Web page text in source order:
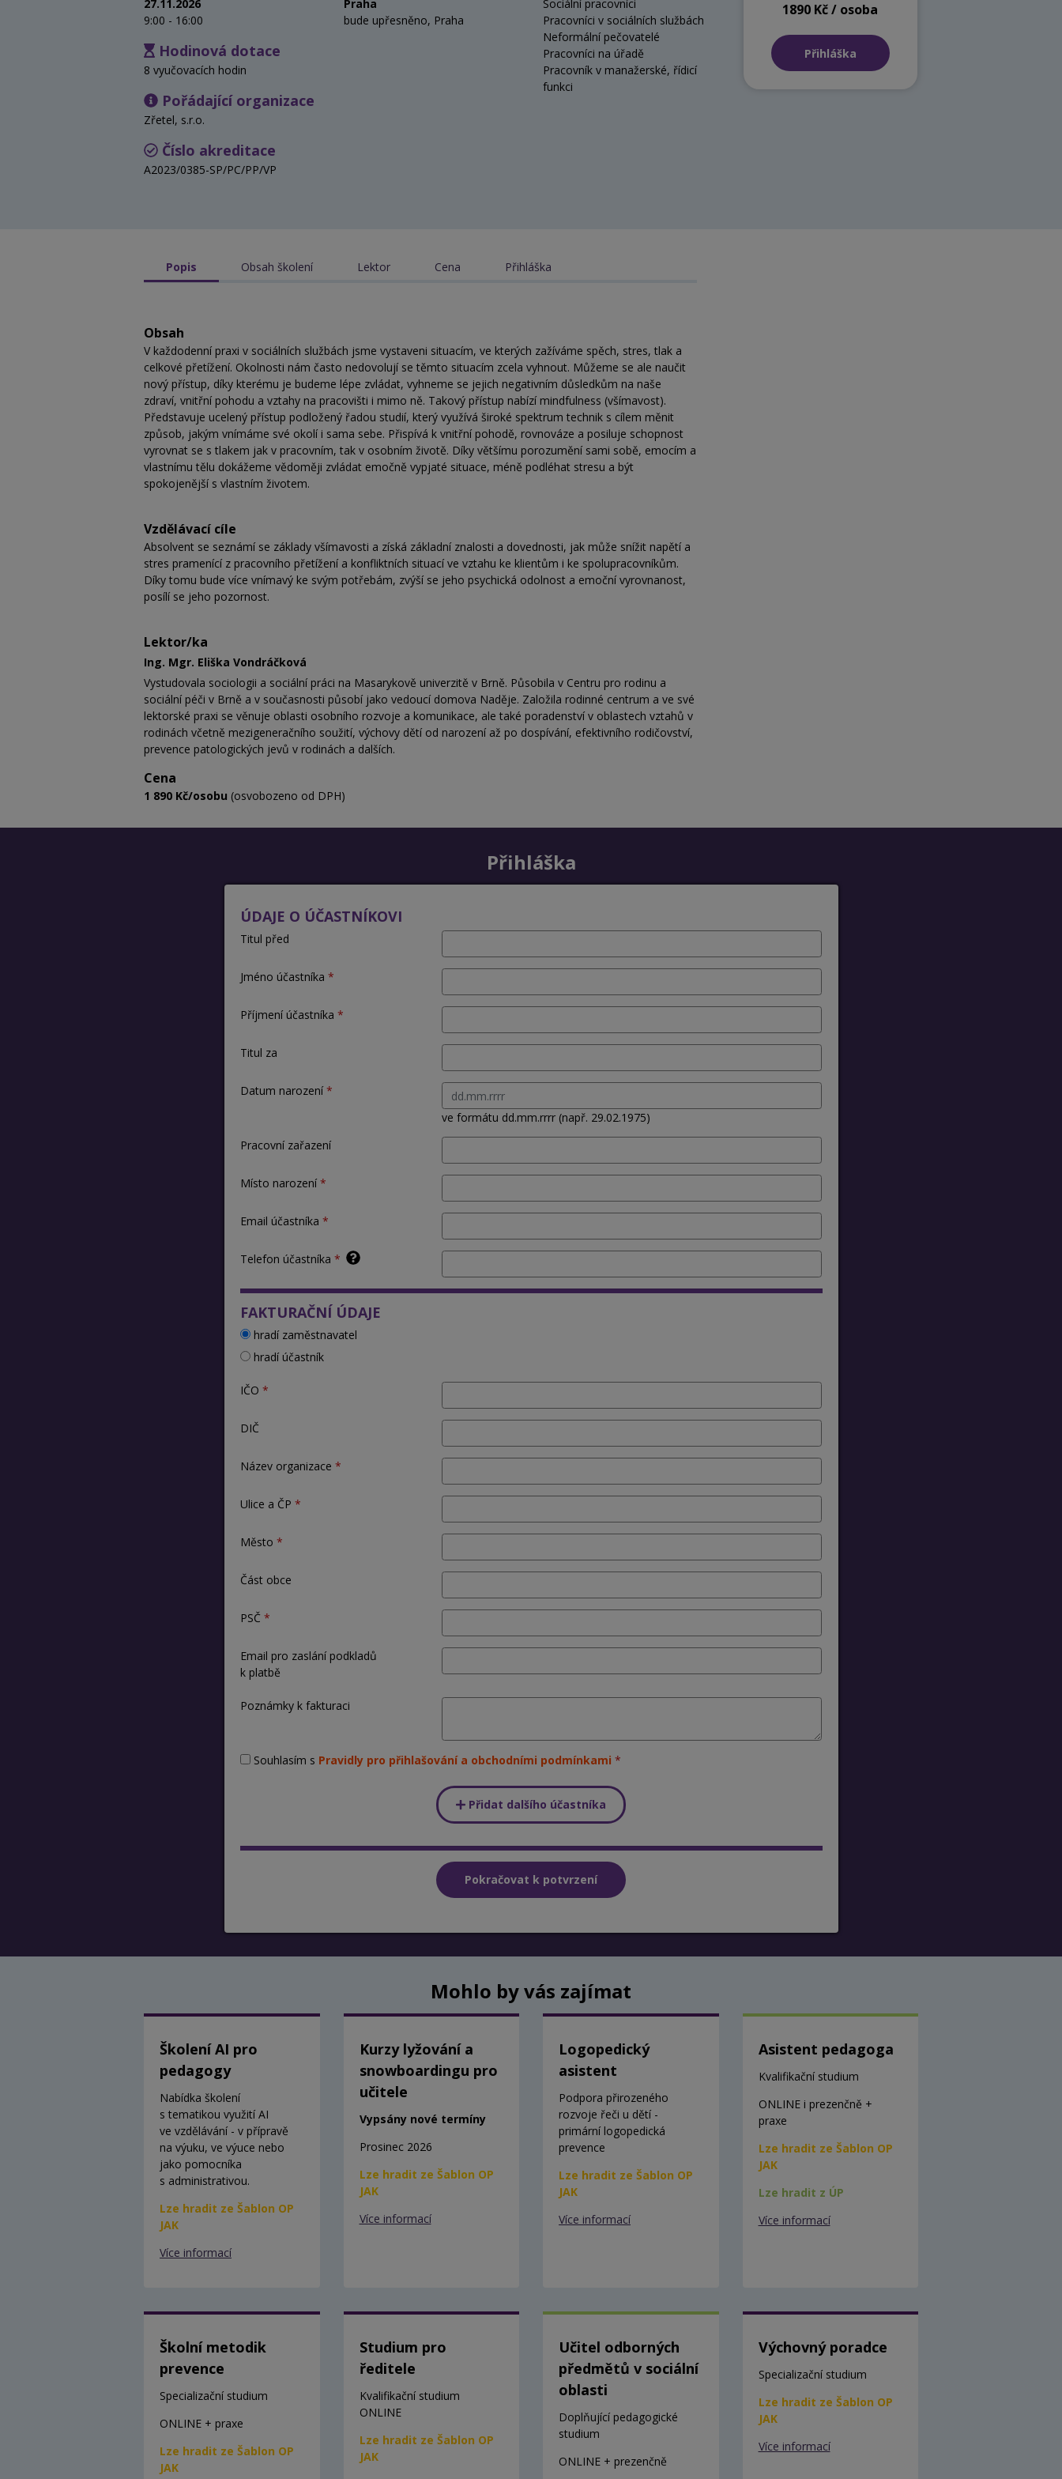
27.11.2026
9:00 - 16:00
Praha
bude upřesněno, Praha
Hodinová dotace
8 vyučovacích hodin
Pořádající organizace
Zřetel, s.r.o.
Číslo akreditace
A2023/0385-SP/PC/PP/VP
Sociální pracovníci
Pracovníci v sociálních službách
Neformální pečovatelé
Pracovníci na úřadě
Pracovník v manažerské, řídicí
funkci
1890 Kč / osoba
Přihláška
Popis Obsah školení Lektor Cena Přihláška
Obsah
V každodenní praxi v sociálních službách jsme vystaveni situacím, ve kterých zažíváme spěch, stres, tlak a
celkové přetížení. Okolnosti nám často nedovolují se těmto situacím zcela vyhnout. Můžeme se ale naučit
nový přístup, díky kterému je budeme lépe zvládat, vyhneme se jejich negativním důsledkům na naše
zdraví, vnitřní pohodu a vztahy na pracovišti i mimo ně. Takový přístup nabízí mindfulness (všímavost).
Představuje ucelený přístup podložený řadou studií, který využívá široké spektrum technik s cílem měnit
způsob, jakým vnímáme své okolí i sama sebe. Přispívá k vnitřní pohodě, rovnováze a posiluje schopnost
vyrovnat se s tlakem jak v pracovním, tak v osobním životě. Díky většímu porozumění sami sobě, emocím a
vlastnímu tělu dokážeme vědoměji zvládat emočně vypjaté situace, méně podléhat stresu a být
spokojenější s vlastním životem.
Vzdělávací cíle
Absolvent se seznámí se základy všímavosti a získá základní znalosti a dovednosti, jak může snížit napětí a
stres pramenící z pracovního přetížení a konfliktních situací ve vztahu ke klientům i ke spolupracovníkům.
Díky tomu bude více vnímavý ke svým potřebám, zvýší se jeho psychická odolnost a emoční vyrovnanost,
posílí se jeho pozornost.
Lektor/ka
Ing. Mgr. Eliška Vondráčková
Vystudovala sociologii a sociální práci na Masarykově univerzitě v Brně. Působila v Centru pro rodinu a
sociální péči v Brně a v současnosti působí jako vedoucí domova Naděje. Založila rodinné centrum a ve své
lektorské praxi se věnuje oblasti osobního rozvoje a komunikace, ale také poradenství v oblastech vztahů v
rodinách včetně mezigeneračního soužití, výchovy dětí od narození až po dospívání, efektivního rodičovství,
prevence patologických jevů v rodinách a dalších.
Cena
1 890 Kč/osobu (osvobozeno od DPH)
Přihláška
ÚDAJE O ÚČASTNÍKOVI
Titul před
Jméno účastníka
Příjmení účastníka
Titul za
Datum narození
ve formátu dd.mm.rrrr (např. 29.02.1975)
Pracovní zařazení
Místo narození
Email účastníka
Telefon účastníka
FAKTURAČNÍ ÚDAJE
hradí zaměstnavatel
hradí účastník
IČO
DIČ
Název organizace
Ulice a ČP
Město
Část obce
PSČ
Email pro zaslání podkladů
k platbě
Poznámky k fakturaci
Souhlasím s Pravidly pro přihlašování a obchodními podmínkami
Přidat dalšího účastníka
Mohlo by vás zajímat
Školení AI pro
pedagogy
Nabídka školení
s tematikou využití AI
ve vzdělávání - v přípravě
na výuku, ve výuce nebo
jako pomocníka
s administrativou.
Lze hradit ze Šablon OP
JAK
Více informací
Kurzy lyžování a
snowboardingu pro
učitele
Vypsány nové termíny
Prosinec 2026
Lze hradit ze Šablon OP
JAK
Více informací
Logopedický
asistent
Podpora přirozeného
rozvoje řeči u dětí -
primární logopedická
prevence
Lze hradit ze Šablon OP
JAK
Více informací
Asistent pedagoga
Kvalifikační studium
ONLINE i prezenčně +
praxe
Lze hradit ze Šablon OP
JAK
Lze hradit z ÚP
Více informací
Školní metodik
prevence
Specializační studium
ONLINE + praxe
Lze hradit ze Šablon OP
JAK
Studium pro
ředitele
Kvalifikační studium
ONLINE
Lze hradit ze Šablon OP
JAK
Učitel odborných
předmětů v sociální
oblasti
Doplňující pedagogické
studium
ONLINE + prezenčně
Výchovný poradce
Specializační studium
Lze hradit ze Šablon OP
JAK
Více informací